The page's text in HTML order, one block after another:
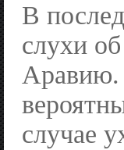
В
слухи
Аравию.
случае